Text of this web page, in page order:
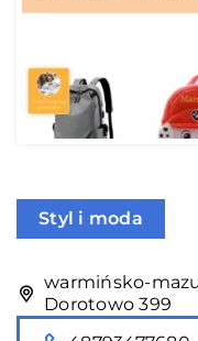
Styl i moda
warmińsko-
Dorotowo 399